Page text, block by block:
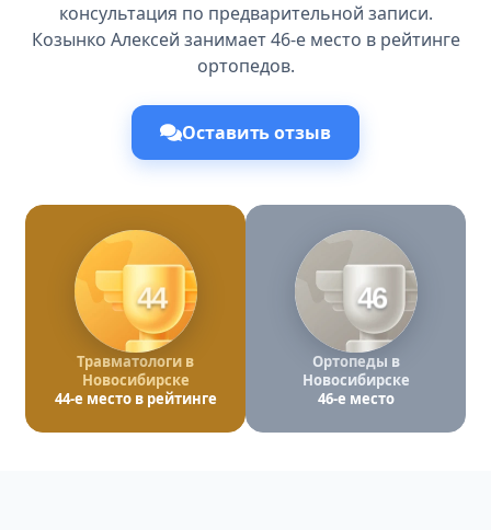
консультация по предварительной записи.
Козынко Алексей занимает 46-е место в рейтинге
ортопедов.
Оставить отзыв
44
Травматологи в
Новосибирске
44-е место в рейтинге
46
Ортопеды в
Новосибирске
46-е место